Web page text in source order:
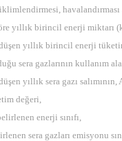
iklimlendirmesi,
yıllık birincil enerji miktarı
yıllık birincil enerji
sera gazlarının kullanım
yıllık sera gazı
değeri,
enerji sınıfı,
sera gazları emisyonu